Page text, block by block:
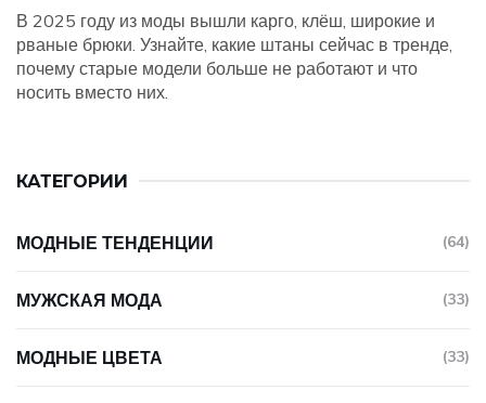
В 2025 году из моды вышли карго, клёш, широкие и
рваные брюки. Узнайте, какие штаны сейчас в тренде,
почему старые модели больше не работают и что
носить вместо них.
КАТЕГОРИИ
МОДНЫЕ ТЕНДЕНЦИИ (64)
МУЖСКАЯ МОДА (33)
МОДНЫЕ ЦВЕТА (33)